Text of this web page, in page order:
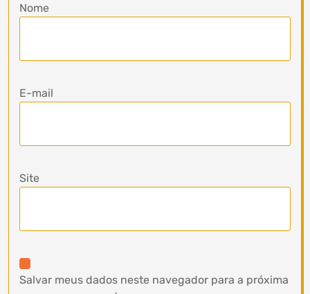
Nome
E-mail
Site
Salvar meus dados neste navegador para a próxima